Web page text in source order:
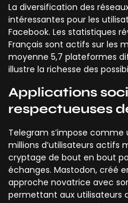
La diversification des
intéressantes pour les
Facebook. Les statistiques
Français sont actifs sur les
moyenne 5,7 plateformes
illustre la richesse des
Applications
respectueuses
Telegram s’impose
millions d’utilisateurs actifs
cryptage de bout en bout
échanges. Mastodon, créé
approche novatrice avec
permettant aux utilisateurs